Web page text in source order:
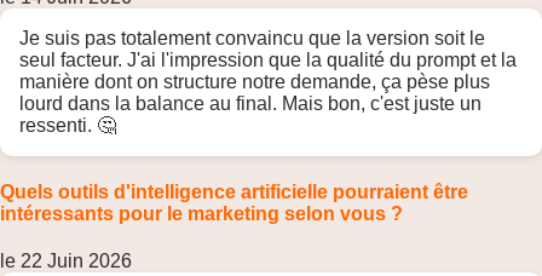
Je suis pas totalement convaincu que la version soit le
seul facteur. J'ai l'impression que la qualité du prompt et la
manière dont on structure notre demande, ça pèse plus
lourd dans la balance au final. Mais bon, c'est juste un
ressenti. 🤔
Quels outils d'intelligence artificielle pourraient être
intéressants pour le marketing selon vous ?
le 22 Juin 2026